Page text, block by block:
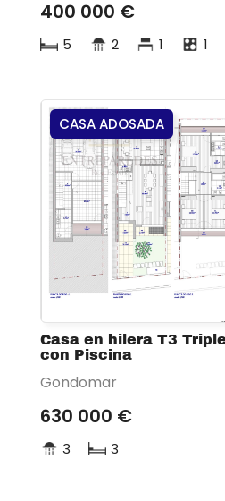
400 000 €
5 2 1 1
CASA ADOSADA
Casa en hilera T3
con Piscina
Gondomar
630 000 €
3 3